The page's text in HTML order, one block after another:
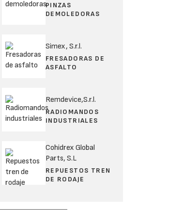
PINZAS
DEMOLEDORAS
Simex, S.r.l.
FRESADORAS DE
ASFALTO
Remdevice,S.r.l.
RADIOMANDOS
INDUSTRIALES
Cohidrex Global
Parts, S.L
REPUESTOS TREN
DE RODAJE